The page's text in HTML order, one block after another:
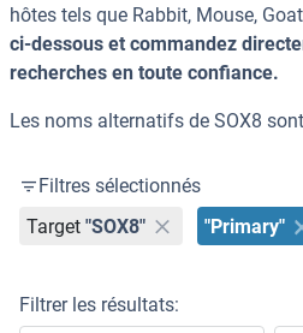
hôtes tels que Rabbit, Mouse,
ci-dessous et commandez
recherches en toute confiance.
Les noms alternatifs de SOX8
Filtres sélectionnés
Target "SOX8" "Primary"
Filtrer les résultats: